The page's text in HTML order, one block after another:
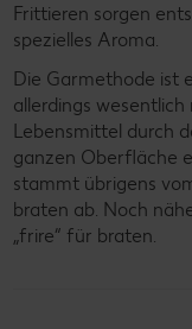
Frittieren sorgen
spezielles Aroma.
Die Garmethode ist
allerdings
Lebensmittel durch
ganzen Oberfläche
stammt übrigens
braten ab. Noch
„frire“ für braten.